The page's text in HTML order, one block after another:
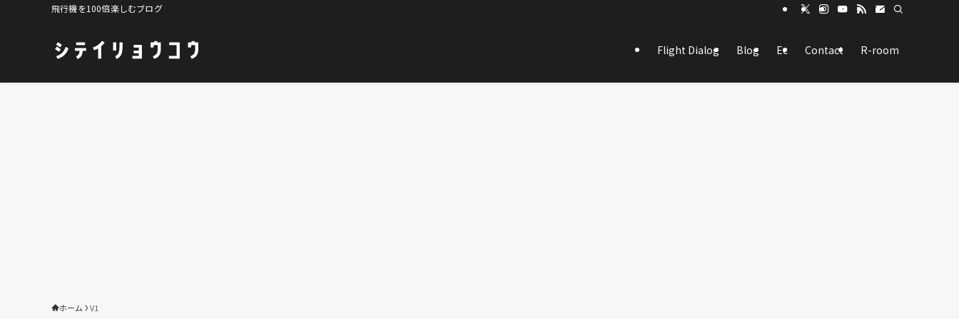
飛行機を100倍楽しむブログ
Flight Dialog Blog Ec Contact R-room
ホーム V1